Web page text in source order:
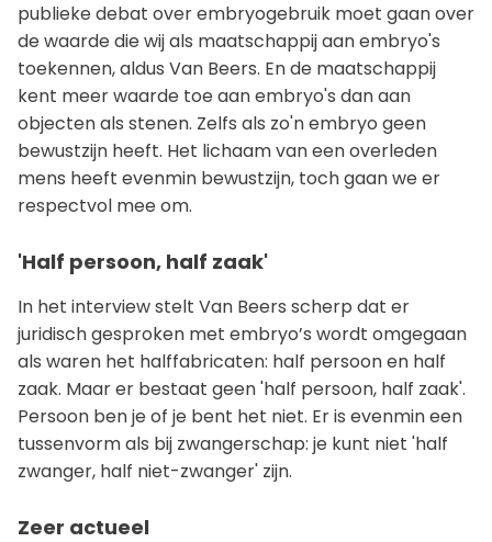
publieke debat over embryogebruik moet gaan over
de waarde die wij als maatschappij aan embryo's
toekennen, aldus Van Beers. En de maatschappij
kent meer waarde toe aan embryo's dan aan
objecten als stenen. Zelfs als zo'n embryo geen
bewustzijn heeft. Het lichaam van een overleden
mens heeft evenmin bewustzijn, toch gaan we er
respectvol mee om.
'Half persoon, half zaak'
In het interview stelt Van Beers scherp dat er
juridisch gesproken met embryo’s wordt omgegaan
als waren het halffabricaten: half persoon en half
zaak. Maar er bestaat geen 'half persoon, half zaak'.
Persoon ben je of je bent het niet. Er is evenmin een
tussenvorm als bij zwangerschap: je kunt niet 'half
zwanger, half niet-zwanger' zijn.
Zeer actueel